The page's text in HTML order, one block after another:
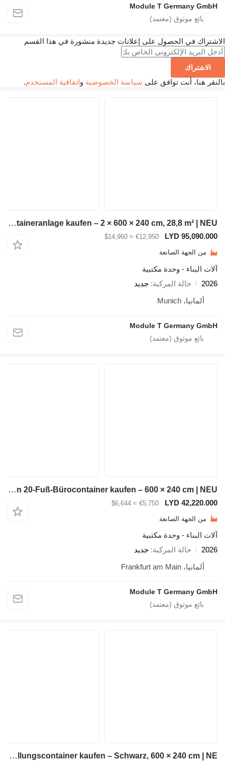
Module T
الحصول على إعلانات جديدة منشورة في هذا القسم
توافق على سياسة الخصوصيةو اتفاقية المستخدم.
Module-T Bürocontaineranlage kaufen – 2 × 600 × 240 cm, 28,8 m² | NEU
LYD
€12,950
≈ $14,960
الصانعة
- وحدة مكتبية
المركبة
جديد
Module T
Module-T Isolierten 20-Fuß-Bürocontainer kaufen – 600 × 240 cm | NEU
LYD
€5,750
≈ $6,644
الصانعة
- وحدة مكتبية
المركبة
جديد
Module T
Module-T 20-Fuß-Ausstellungscontainer kaufen – Schwarz, 600 × 240 cm | NE